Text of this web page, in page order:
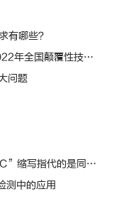
有哪些？
颠覆性技术创新大赛
问题
的是同一种含义不？
测中的应用